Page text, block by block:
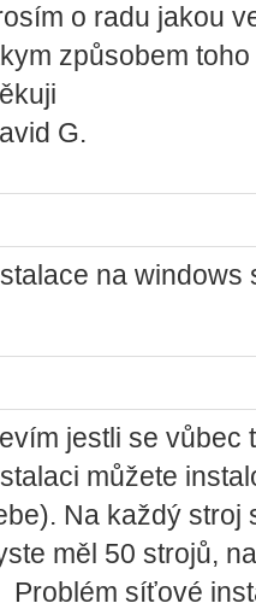
o radu jakou
způsobem
G.
na windows
jestli se vůbec
můžete
Na každý stroj
měl 50 strojů,
síťové